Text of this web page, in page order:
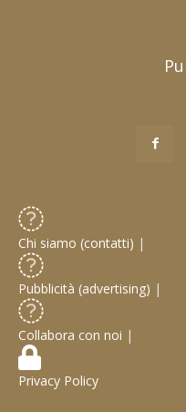
Chi siamo (contatti) |
Pubblicità (advertising) |
Collabora con noi |
Privacy Policy